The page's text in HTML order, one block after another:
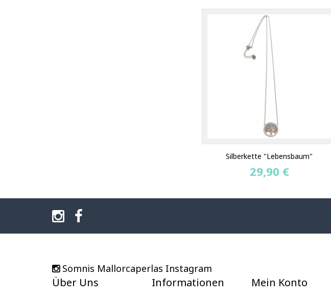
Silberkette "Lebensbaum"
29,90 €
Somnis Mallorcaperlas Instagram
Über Uns Informationen Mein Konto